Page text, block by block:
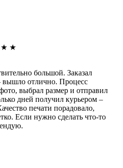
★ ★
большой. Заказал
вышло отлично. Процесс
выбрал размер и отправил
дней получил курьером –
печати порадовало,
Если нужно сделать что-то